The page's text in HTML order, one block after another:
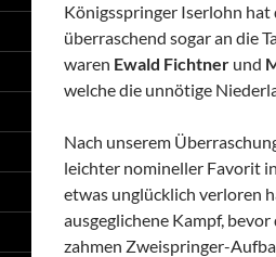
Königsspringer Iserlohn hat
überraschend sogar an die
waren Ewald Fichtner und
welche die unnötige
Nach unserem
leichter nomineller Favorit
etwas unglücklich verloren
ausgeglichene Kampf, bevor
zahmen Zweispringer-